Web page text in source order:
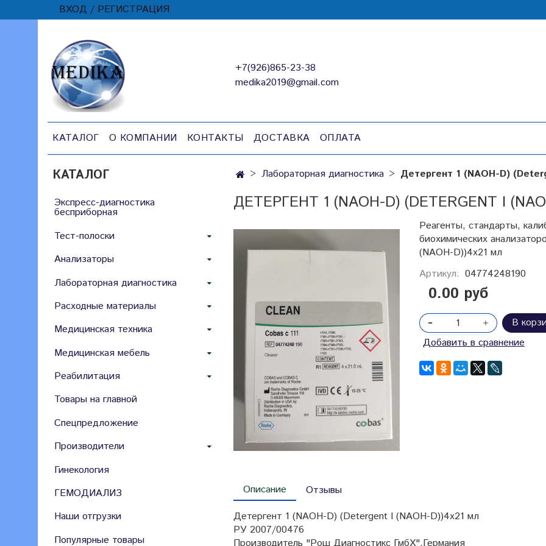
ВХОД / РЕГИСТРАЦИЯ
+7(926)865-23-38
medika2019@gmail.com
КАТАЛОГ О КОМПАНИИ КОНТАКТЫ ДОСТАВКА ОПЛАТА
Лабораторная диагностика Детергент 1 (NAOH-D)
ДЕТЕРГЕНТ 1 (NAOH-D) (DETERGENT I
Реагенты, стандарты,
биохимических
(NAOH-D))4х21 мл
Артикул: 04774248190
0.00 руб
В
Добавить в сравнение
Описание
Детергент 1 (NAOH-D) (Detergent I (NAOH-D))4х21 мл
РУ 2007/00476
Отзывы
КАТАЛОГ
Экспресс-диагностика
бесприборная
Тест-полоски
Анализаторы
Лабораторная диагностика
Расходные материалы
Медицинская техника
Медицинская мебель
Реабилитация
Товары на главной
Спецпредложение
Производители
Гинекология
ГЕМОДИАЛИЗ
Наши отгрузки
Популярные товары